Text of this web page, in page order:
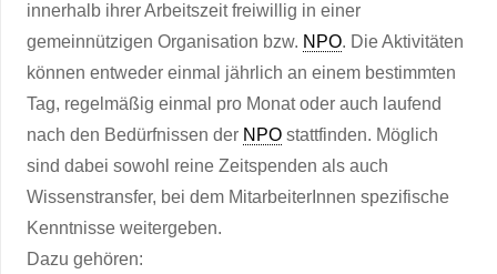
innerhalb ihrer Arbeitszeit freiwillig in einer
gemeinnützigen Organisation bzw. NPO. Die Aktivitäten
können entweder einmal jährlich an einem bestimmten
Tag, regelmäßig einmal pro Monat oder auch laufend
nach den Bedürfnissen der NPO stattfinden. Möglich
sind dabei sowohl reine Zeitspenden als auch
Wissenstransfer, bei dem MitarbeiterInnen spezifische
Kenntnisse weitergeben.
Dazu gehören: